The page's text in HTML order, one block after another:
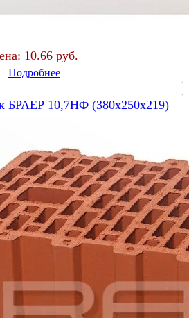
10.66 руб.
Подробнее
БРАЕР 10,7НФ (380х250х219)